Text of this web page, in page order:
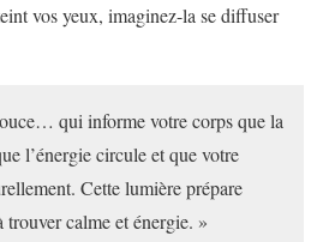
vos yeux, imaginez-la se diffuser
qui informe votre corps que la
l’énergie circule et que votre
Cette lumière prépare
trouver calme et énergie. »